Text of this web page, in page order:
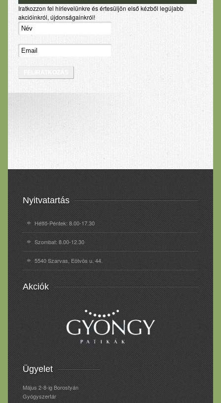
Iratkozzon fel hírlevelünkre és értesüljön első kézből legújabb
akcióinkról, újdonságainkról!
Nyitvatartás
Hétfő-Péntek: 8.00-17.30
Szombat: 8.00-12.30
5540 Szarvas, Eötvös u. 44.
Akciók
Ügyelet
Május 2-8-ig Borostyán
Gyógyszertár